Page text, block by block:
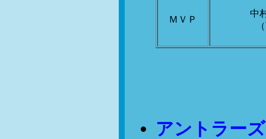
ＭＶＰ
中
アントラー